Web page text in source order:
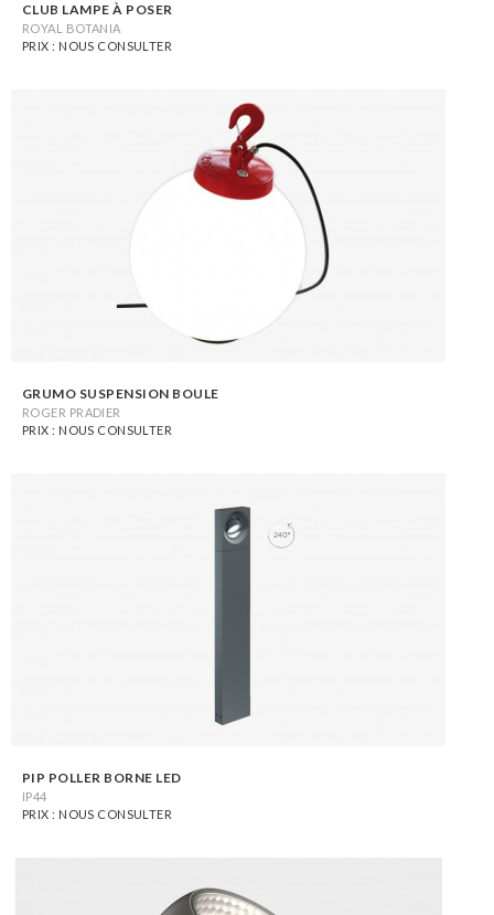
CLUB LAMPE À POSER
ROYAL BOTANIA
PRIX : NOUS CONSULTER
GRUMO SUSPENSION BOULE
ROGER PRADIER
PRIX : NOUS CONSULTER
PIP POLLER BORNE LED
IP44
PRIX : NOUS CONSULTER